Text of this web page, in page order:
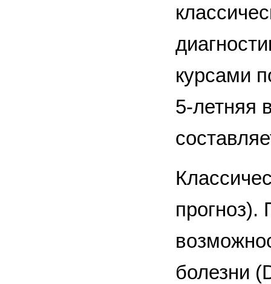
курсами
5-летняя
прогноз).
болезни